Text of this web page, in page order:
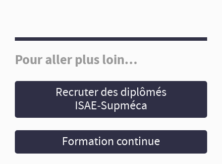
Pour aller plus loin…
Recruter des diplômés
ISAE‑Supméca
Formation continue